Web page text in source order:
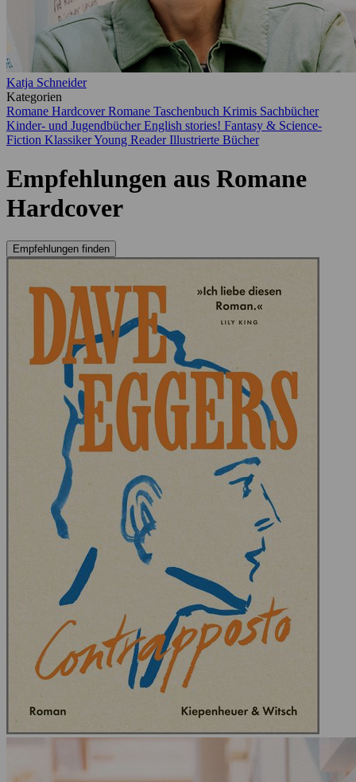
Katja Schneider
Kategorien
Romane HardcoverRomane Taschenbuch Krimis Sachbücher
Kinder- und JugendbücherEnglish stories! Fantasy & Science-
Fiction KlassikerYoung ReaderIllustrierte Bücher
Empfehlungen aus Romane
Hardcover
Empfehlungen finden